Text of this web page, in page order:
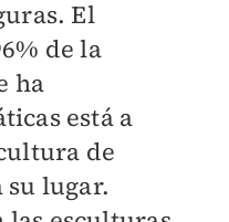
El
de la
ha
está a
de
su lugar.